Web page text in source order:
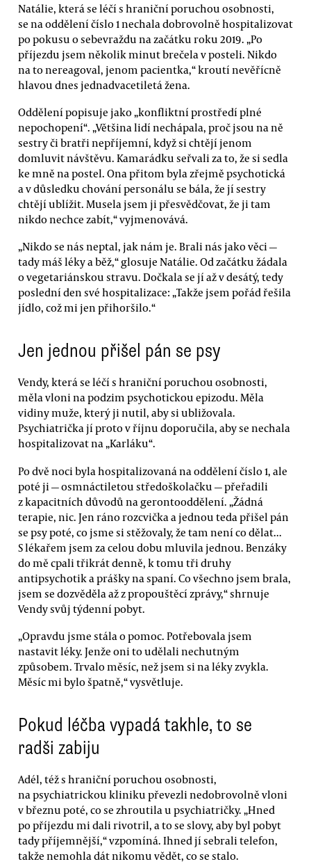
Natálie, která se léčí s hraniční poruchou osobnosti,
se na oddělení číslo 1 nechala dobrovolně hospitalizovat
po pokusu o sebevraždu na začátku roku 2019. „Po
příjezdu jsem několik minut brečela v posteli. Nikdo
na to nereagoval, jenom pacientka,“ kroutí nevěřícně
hlavou dnes jednadvacetiletá žena.
Oddělení popisuje jako „konfliktní prostředí plné
nepochopení“. „Většina lidí nechápala, proč jsou na ně
sestry či bratři nepříjemní, když si chtějí jenom
domluvit návštěvu. Kamarádku seřvali za to, že si sedla
ke mně na postel. Ona přitom byla zřejmě psychotická
a v důsledku chování personálu se bála, že jí sestry
chtějí ublížit. Musela jsem ji přesvědčovat, že ji tam
nikdo nechce zabít,“ vyjmenovává.
„Nikdo se nás neptal, jak nám je. Brali nás jako věci —
tady máš léky a běž,“ glosuje Natálie. Od začátku žádala
o vegetariánskou stravu. Dočkala se jí až v desátý, tedy
poslední den své hospitalizace: „Takže jsem pořád řešila
jídlo, což mi jen přihoršilo.“
Jen jednou přišel pán se psy
Vendy, která se léčí s hraniční poruchou osobnosti,
měla vloni na podzim psychotickou epizodu. Měla
vidiny muže, který ji nutil, aby si ubližovala.
Psychiatrička jí proto v říjnu doporučila, aby se nechala
hospitalizovat na „Karláku“.
Po dvě noci byla hospitalizovaná na oddělení číslo 1, ale
poté ji — osmnáctiletou středoškolačku — přeřadili
z kapacitních důvodů na gerontooddělení. „Žádná
terapie, nic. Jen ráno rozcvička a jednou teda přišel pán
se psy poté, co jsme si stěžovaly, že tam není co dělat...
S lékařem jsem za celou dobu mluvila jednou. Benzáky
do mě cpali třikrát denně, k tomu tři druhy
antipsychotik a prášky na spaní. Co všechno jsem brala,
jsem se dozvěděla až z propouštěcí zprávy,“ shrnuje
Vendy svůj týdenní pobyt.
„Opravdu jsme stála o pomoc. Potřebovala jsem
nastavit léky. Jenže oni to udělali nechutným
způsobem. Trvalo měsíc, než jsem si na léky zvykla.
Měsíc mi bylo špatně,“ vysvětluje.
Pokud léčba vypadá takhle, to se
radši zabiju
Adél, též s hraniční poruchou osobnosti,
na psychiatrickou kliniku převezli nedobrovolně vloni
v březnu poté, co se zhroutila u psychiatričky. „Hned
po příjezdu mi dali rivotril, a to se slovy‚ aby byl pobyt
tady příjemnější,“ vzpomíná. Ihned jí sebrali telefon,
takže nemohla dát nikomu vědět, co se stalo.